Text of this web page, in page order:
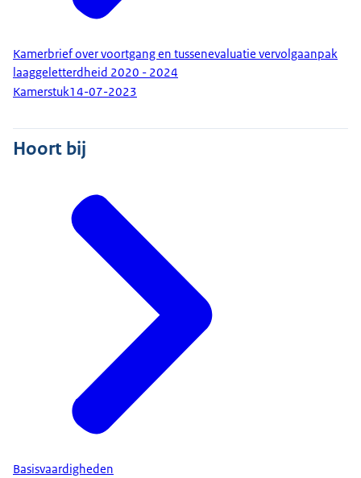
Kamerbrief over voortgang en tussenevaluatie vervolgaanpak
laaggeletterdheid 2020 - 2024
Kamerstuk14-07-2023
Hoort bij
Basisvaardigheden